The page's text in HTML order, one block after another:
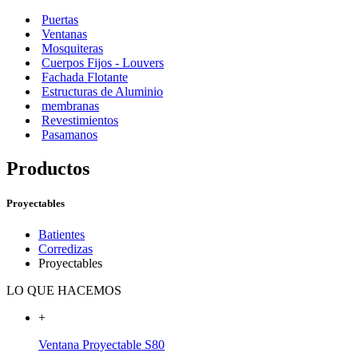
Puertas
Ventanas
Mosquiteras
Cuerpos Fijos - Louvers
Fachada Flotante
Estructuras de Aluminio
membranas
Revestimientos
Pasamanos
Productos
Proyectables
Batientes
Corredizas
Proyectables
LO QUE HACEMOS
+
Ventana Proyectable S80